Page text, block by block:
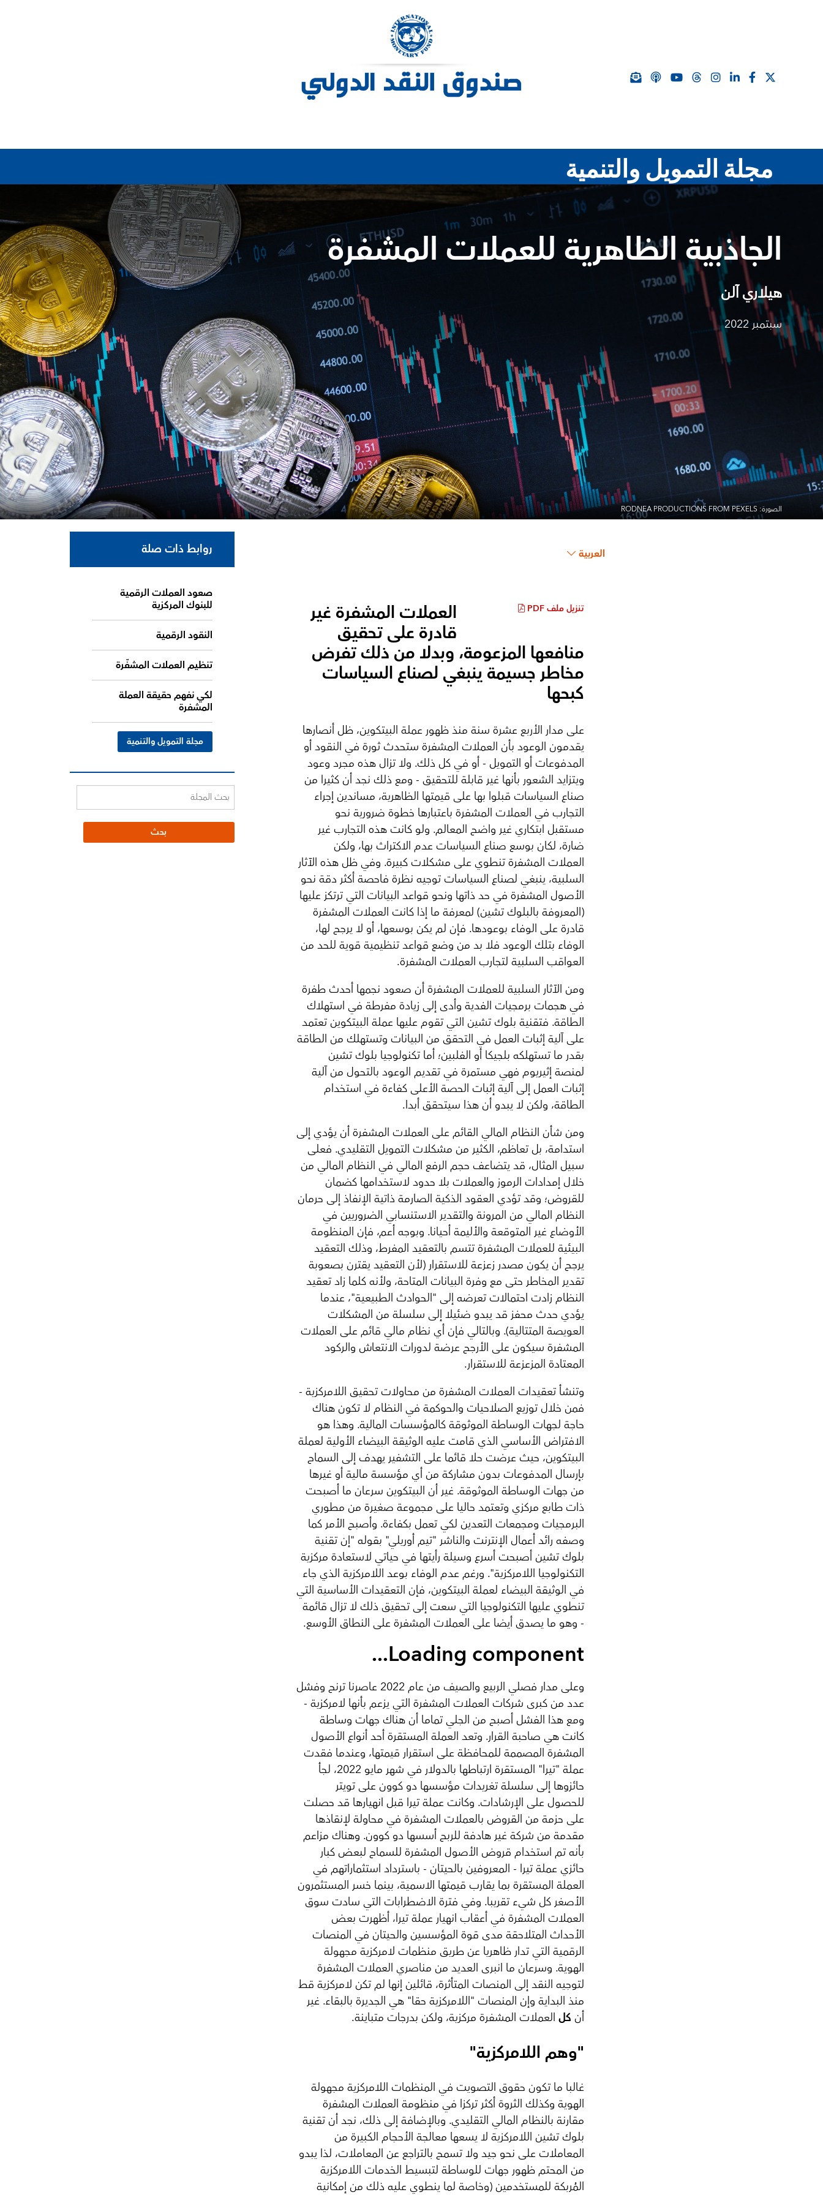
مجلة التمويل والتنمية
الجاذبية الظاهرية للعملات المشفرة
هيلاري آلن
سبتمبر 2022
الصورة: RODNEA PRODUCTIONS FROM PEXELS
العربية
تنزيل ملف PDF العملات المشفرة غير
قادرة على تحقيق
منافعها المزعومة، وبدلا من ذلك تفرض
مخاطر جسيمة ينبغي لصناع السياسات
كبحها
على مدار الأربع عشرة سنة منذ ظهور عملة البيتكوين، ظل أنصارها
يقدمون الوعود بأن العملات المشفرة ستحدث ثورة في النقود أو
المدفوعات أو التمويل - أو في كل ذلك. ولا تزال هذه مجرد وعود
ويتزايد الشعور بأنها غير قابلة للتحقيق - ومع ذلك نجد أن كثيرا من
صناع السياسات قبلوا بها على قيمتها الظاهرية، مساندين إجراء
التجارب في العملات المشفرة باعتبارها خطوة ضرورية نحو
مستقبل ابتكاري غير واضح المعالم. ولو كانت هذه التجارب غير
ضارة، لكان بوسع صناع السياسات عدم الاكتراث بها، ولكن
العملات المشفرة تنطوي على مشكلات كبيرة. وفي ظل هذه الآثار
السلبية، ينبغي لصناع السياسات توجيه نظرة فاحصة أكثر دقة نحو
الأصول المشفرة في حد ذاتها ونحو قواعد البيانات التي ترتكز عليها
(المعروفة بالبلوك تشين) لمعرفة ما إذا كانت العملات المشفرة
قادرة على الوفاء بوعودها. فإن لم يكن بوسعها، أو لا يرجح لها،
الوفاء بتلك الوعود فلا بد من وضع قواعد تنظيمية قوية للحد من
العواقب السلبية لتجارب العملات المشفرة.
ومن الآثار السلبية للعملات المشفرة أن صعود نجمها أحدث طفرة
في هجمات برمجيات الفدية وأدى إلى زيادة مفرطة في استهلاك
الطاقة. فتقنية بلوك تشين التي تقوم عليها عملة البيتكوين تعتمد
على آلية إثبات العمل في التحقق من البيانات وتستهلك من الطاقة
بقدر ما تستهلكه بلجيكا أو الفلبين؛ أما تكنولوجيا بلوك تشين
لمنصة إثيريوم فهي مستمرة في تقديم الوعود بالتحول من آلية
إثبات العمل إلى آلية إثبات الحصة الأعلى كفاءة في استخدام
الطاقة، ولكن لا يبدو أن هذا سيتحقق أبدا.
ومن شأن النظام المالي القائم على العملات المشفرة أن يؤدي إلى
استدامة، بل تعاظم، الكثير من مشكلات التمويل التقليدي. فعلى
سبيل المثال، قد يتضاعف حجم الرفع المالي في النظام المالي من
خلال إمدادات الرموز والعملات بلا حدود لاستخدامها كضمان
للقروض؛ وقد تؤدي العقود الذكية الصارمة ذاتية الإنفاذ إلى حرمان
النظام المالي من المرونة والتقدير الاستنسابي الضروريين في
الأوضاع غير المتوقعة والأليمة أحيانا. وبوجه أعم، فإن المنظومة
البيئية للعملات المشفرة تتسم بالتعقيد المفرط، وذلك التعقيد
يرجح أن يكون مصدر زعزعة للاستقرار (لأن التعقيد يقترن بصعوبة
تقدير المخاطر حتى مع وفرة البيانات المتاحة، ولأنه كلما زاد تعقيد
النظام زادت احتمالات تعرضه إلى "الحوادث الطبيعية"، عندما
يؤدي حدث محفز قد يبدو ضئيلا إلى سلسلة من المشكلات
العويصة المتتالية). وبالتالي فإن أي نظام مالي قائم على العملات
المشفرة سيكون على الأرجح عرضة لدورات الانتعاش والركود
المعتادة المزعزعة للاستقرار.
وتنشأ تعقيدات العملات المشفرة من محاولات تحقيق اللامركزية -
فمن خلال توزيع الصلاحيات والحوكمة في النظام لا تكون هناك
حاجة لجهات الوساطة الموثوقة كالمؤسسات المالية. وهذا هو
الافتراض الأساسي الذي قامت عليه الوثيقة البيضاء الأولية لعملة
البيتكوين، حيث عرضت حلا قائما على التشفير يهدف إلى السماح
بإرسال المدفوعات بدون مشاركة من أي مؤسسة مالية أو غيرها
من جهات الوساطة الموثوقة. غير أن البيتكوين سرعان ما أصبحت
ذات طابع مركزي وتعتمد حاليا على مجموعة صغيرة من مطوري
البرمجيات ومجمعات التعدين لكي تعمل بكفاءة. وأصبح الأمر كما
وصفه رائد أعمال الإنترنت والناشر "تيم أوريلي" بقوله "إن تقنية
بلوك تشين أصبحت أسرع وسيلة رأيتها في حياتي لاستعادة مركزية
التكنولوجيا اللامركزية". ورغم عدم الوفاء بوعد اللامركزية الذي جاء
في الوثيقة البيضاء لعملة البيتكوين، فإن التعقيدات الأساسية التي
تنطوي عليها التكنولوجيا التي سعت إلى تحقيق ذلك لا تزال قائمة
- وهو ما يصدق أيضا على العملات المشفرة على النطاق الأوسع.
Loading component...
وعلى مدار فصلي الربيع والصيف من عام 2022 عاصرنا ترنح وفشل
عدد من كبرى شركات العملات المشفرة التي يزعم بأنها لامركزية -
ومع هذا الفشل أصبح من الجلي تماما أن هناك جهات وساطة
كانت هي صاحبة القرار. وتعد العملة المستقرة أحد أنواع الأصول
المشفرة المصممة للمحافظة على استقرار قيمتها، وعندما فقدت
عملة "تيرا" المستقرة ارتباطها بالدولار في شهر مايو 2022، لجأ
حائزوها إلى سلسلة تغريدات مؤسسها دو كوون على تويتر
للحصول على الإرشادات. وكانت عملة تيرا قبل انهيارها قد حصلت
على حزمة من القروض بالعملات المشفرة في محاولة لإنقاذها
مقدمة من شركة غير هادفة للربح أسسها دو كوون. وهناك مزاعم
بأنه تم استخدام قروض الأصول المشفرة للسماح لبعض كبار
حائزي عملة تيرا - المعروفين بالحيتان - باسترداد استثماراتهم في
العملة المستقرة بما يقارب قيمتها الاسمية، بينما خسر المستثمرون
الأصغر كل شيء تقريبا. وفي فترة الاضطرابات التي سادت سوق
العملات المشفرة في أعقاب انهيار عملة تيرا، أظهرت بعض
الأحداث المتلاحقة مدى قوة المؤسسين والحيتان في المنصات
الرقمية التي تدار ظاهريا عن طريق منظمات لامركزية مجهولة
الهوية. وسرعان ما انبرى العديد من مناصري العملات المشفرة
لتوجيه النقد إلى المنصات المتأثرة، قائلين إنها لم تكن لامركزية قط
منذ البداية وإن المنصات "اللامركزية حقا" هي الجديرة بالبقاء. غير
أنكلالعملات المشفرة مركزية، ولكن بدرجات متباينة.
"وهم اللامركزية"
غالبا ما تكون حقوق التصويت في المنظمات اللامركزية مجهولة
الهوية وكذلك الثروة أكثر تركزا في منظومة العملات المشفرة
مقارنة بالنظام المالي التقليدي. وبالإضافة إلى ذلك، نجد أن تقنية
بلوك تشين اللامركزية لا يسعها معالجة الأحجام الكبيرة من
المعاملات على نحو جيد ولا تسمح بالتراجع عن المعاملات، لذا يبدو
من المحتم ظهور جهات للوساطة لتبسيط الخدمات اللامركزية
المُربكة للمستخدمين (وخاصة لما ينطوي عليه ذلك من إمكانية
روابط ذات صلة
صعود العملات الرقمية
للبنوك المركزية
النقود الرقمية
تنظيم العملات المشفّرة
لكي نفهم حقيقة العملة
المشفرة
مجلة التمويل والتنمية